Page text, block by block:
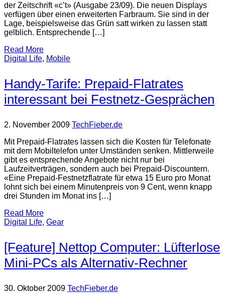
der Zeitschrift «c’t» (Ausgabe 23/09). Die neuen Displays
verfügen über einen erweiterten Farbraum. Sie sind in der
Lage, beispielsweise das Grün satt wirken zu lassen statt
gelblich. Entsprechende […]
Read More
Digital Life, Mobile
Handy-Tarife: Prepaid-Flatrates
interessant bei Festnetz-Gesprächen
2. November 2009 TechFieber.de
Mit Prepaid-Flatrates lassen sich die Kosten für Telefonate
mit dem Mobiltelefon unter Umständen senken. Mittlerweile
gibt es entsprechende Angebote nicht nur bei
Laufzeitverträgen, sondern auch bei Prepaid-Discountern.
«Eine Prepaid-Festnetzflatrate für etwa 15 Euro pro Monat
lohnt sich bei einem Minutenpreis von 9 Cent, wenn knapp
drei Stunden im Monat ins […]
Read More
Digital Life, Gear
[Feature] Nettop Computer: Lüfterlose
Mini-PCs als Alternativ-Rechner
30. Oktober 2009 TechFieber.de